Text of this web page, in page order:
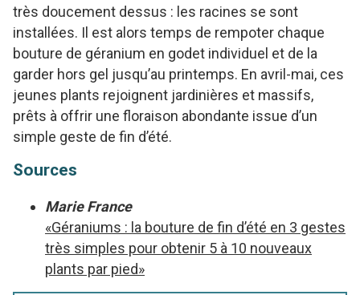
très doucement dessus : les racines se sont
installées. Il est alors temps de rempoter chaque
bouture de géranium en godet individuel et de la
garder hors gel jusqu’au printemps. En avril-mai, ces
jeunes plants rejoignent jardinières et massifs,
prêts à offrir une floraison abondante issue d’un
simple geste de fin d’été.
Sources
Marie France
«Géraniums : la bouture de fin d’été en 3 gestes
très simples pour obtenir 5 à 10 nouveaux
plants par pied»